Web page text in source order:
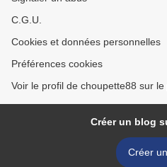
C.G.U.
Cookies et données personnelles
Préférences cookies
Voir le profil de choupette88 sur
Créer un blog
Créer